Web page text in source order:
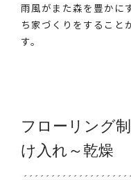
雨風がまた森を豊かに
ち家づくりをすること
す。
フローリング
け入れ～乾燥